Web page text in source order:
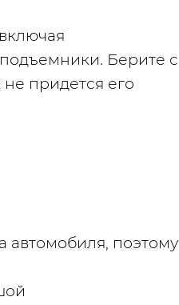
Берите с
не придется его
автомобиля, поэтому